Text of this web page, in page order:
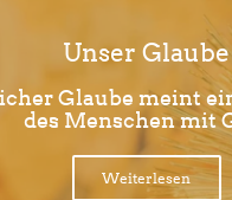
Unser Glaube
Glaube meint
des Menschen mit
Weiterlesen